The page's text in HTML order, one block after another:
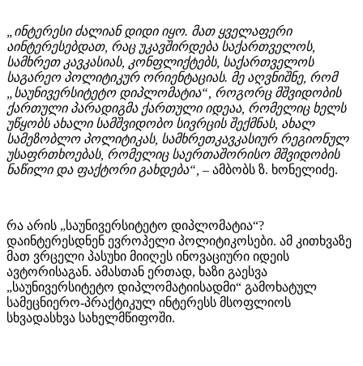
„ინტერესი ძალიან დიდი იყო. მათ ყველაფერი
აინტერესებდათ, რაც უკავშირდება საქართველოს,
სამხრეთ კავკასიას, კონფლიქტებს, საქართველოს
საგარეო პოლიტიკურ ორიენტაციას. მე აღვნიშნე, რომ
„საუნივერსიტეტო დიპლომატია“, როგორც მშვიდობის
ქართული პარადიგმა ქართული იდეაა, რომელიც ხელს
უწყობს ახალი სამშვიდობო სივრცის შექმნას, ახალ
სამეზობლო პოლიტიკას, სამხრეთკავკასიურ რეგიონულ
უსაფრთხოებას, რომელიც საერთაშორისო მშვიდობის
ნაწილი და ფაქტორი გახდება“, – ამბობს ზ. ხონელიძე.
რა არის „საუნივერსიტეტო დიპლომატია“?
დაინტერესდნენ ევროპელი პოლიტიკოსები. ამ კითხვაზე
მათ ვრცელი პასუხი მიიღეს ინოვაციური იდეის
ავტორისაგან. ამასთან ერთად, ხაზი გაესვა
„საუნივერსიტეტო დიპლომატიისადმი“ გამოხატულ
სამეცნიერო-პრაქტიკულ ინტერესს მსოფლიოს
სხვადასხვა სახელმწიფოში.